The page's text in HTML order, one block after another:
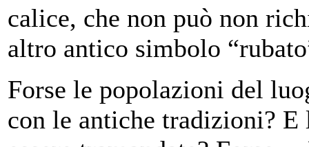
calice, che non può non
altro antico simbolo
Forse le popolazioni del
con le antiche tradizioni? E